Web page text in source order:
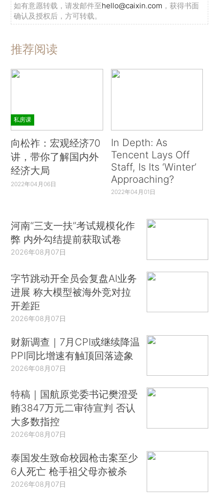
如有意愿转载，请发邮件至hello@caixin.com ，获得书面
确认及授权后，方可转载。
推荐阅读
私房课
向松祚：宏观经济70
讲，带你了解国内外
经济大局
2022年04月06日
In Depth: As
Tencent Lays Off
Staff, Is Its ‘Winter’
Approaching?
2022年04月01日
河南“三支一扶”考试规模化作
弊 内外勾结提前获取试卷
2026年08月07日
字节跳动开全员会复盘AI业务
进展 称大模型被海外竞对拉
开差距
2026年08月07日
财新调查｜7月CPI或继续降温
PPI同比增速有触顶回落迹象
2026年08月07日
特稿｜国航原党委书记樊澄受
贿3847万元二审待宣判 否认
大多数指控
2026年08月07日
泰国发生致命校园枪击案至少
6人死亡 枪手祖父母亦被杀
2026年08月07日